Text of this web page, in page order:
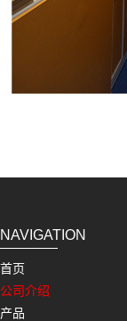
NAVIGATION
首页
公司介绍
产品